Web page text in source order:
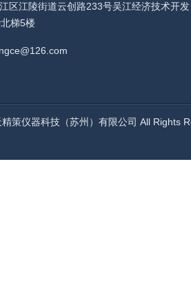
区江陵街道云创路233号吴江经济技术开发
梯5楼
精策仪器科技（苏州）有限公司 All